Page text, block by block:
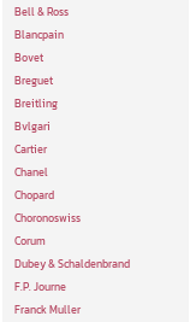
Bell & Ross
Blancpain
Bovet
Breguet
Breitling
Bvlgari
Cartier
Chanel
Chopard
Choronoswiss
Corum
Dubey & Schaldenbrand
F.P. Journe
Franck Muller